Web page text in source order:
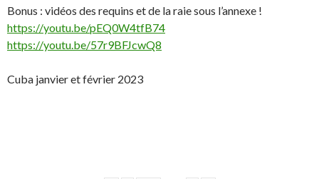
Bonus : vidéos des requins et de la raie sous l’annexe !
https://youtu.be/pEQ0W4tfB74
https://youtu.be/57r9BFJcwQ8
Cuba janvier et février 2023